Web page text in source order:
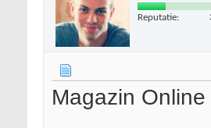
Reputatie:
Magazin